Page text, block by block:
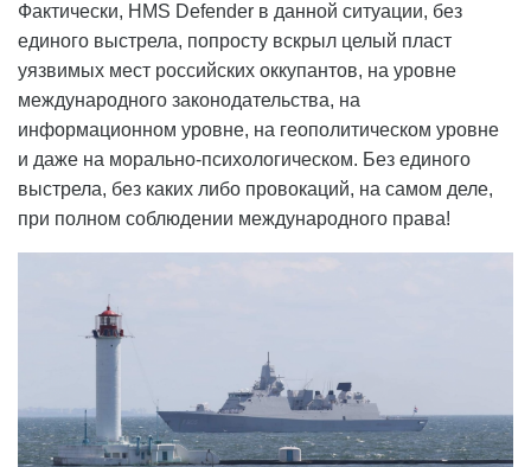
Фактически, HMS Defender в данной ситуации, без
единого выстрела, попросту вскрыл целый пласт
уязвимых мест российских оккупантов, на уровне
международного законодательства, на
информационном уровне, на геополитическом уровне
и даже на морально-психологическом. Без единого
выстрела, без каких либо провокаций, на самом деле,
при полном соблюдении международного права!